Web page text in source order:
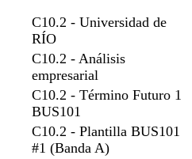
C10.2 - Universidad de
RÍO
C10.2 - Análisis
empresarial
C10.2 - Término Futuro 1
BUS101
C10.2 - Plantilla BUS101
#1 (Banda A)